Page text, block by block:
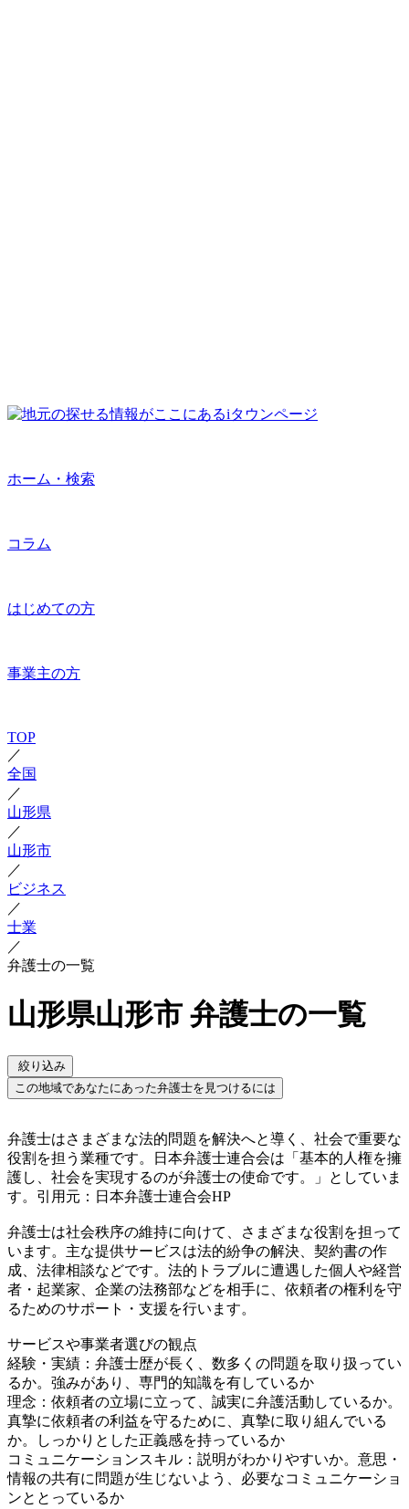
ホーム・検索
コラム
はじめての方
事業主の方
TOP
／
全国
／
山形県
／
山形市
／
ビジネス
／
士業
／
弁護士の一覧
山形県山形市 弁護士の一覧
絞り込み
この地域であなたにあった弁護士を見つけるには
弁護士はさまざまな法的問題を解決へと導く、社会で重要な
役割を担う業種です。日本弁護士連合会は「基本的人権を擁
護し、社会を実現するのが弁護士の使命です。」としていま
す。引用元：日本弁護士連合会HP
弁護士は社会秩序の維持に向けて、さまざまな役割を担って
います。主な提供サービスは法的紛争の解決、契約書の作
成、法律相談などです。法的トラブルに遭遇した個人や経営
者・起業家、企業の法務部などを相手に、依頼者の権利を守
るためのサポート・支援を行います。
サービスや事業者選びの観点
経験・実績：弁護士歴が長く、数多くの問題を取り扱ってい
るか。強みがあり、専門的知識を有しているか
理念：依頼者の立場に立って、誠実に弁護活動しているか。
真摯に依頼者の利益を守るために、真摯に取り組んでいる
か。しっかりとした正義感を持っているか
コミュニケーションスキル：説明がわかりやすいか。意思・
情報の共有に問題が生じないよう、必要なコミュニケーショ
ンととっているか